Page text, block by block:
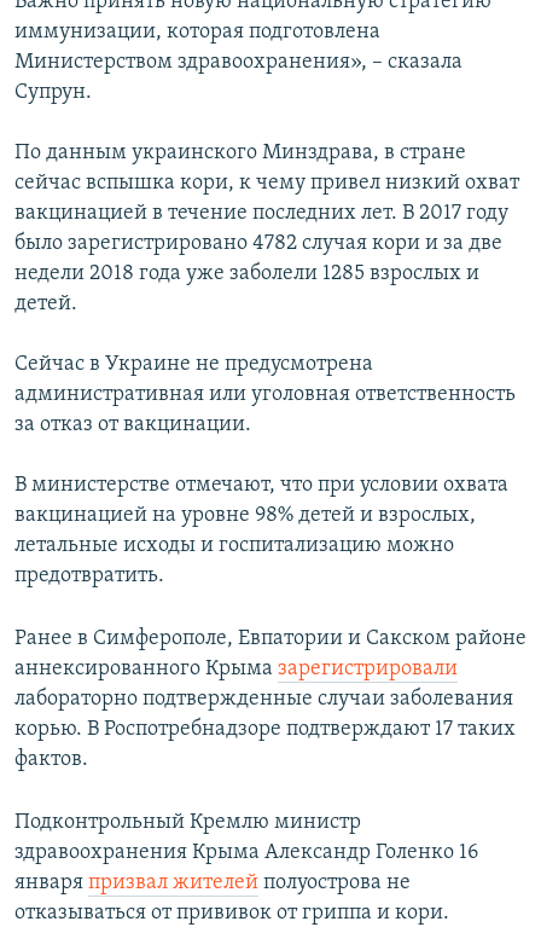
иммунизации, которая подготовлена
Министерством здравоохранения», – сказала
Супрун.
По данным украинского Минздрава, в стране
сейчас вспышка кори, к чему привел низкий охват
вакцинацией в течение последних лет. В 2017 году
было зарегистрировано 4782 случая кори и за две
недели 2018 года уже заболели 1285 взрослых и
детей.
Сейчас в Украине не предусмотрена
административная или уголовная ответственность
за отказ от вакцинации.
В министерстве отмечают, что при условии охвата
вакцинацией на уровне 98% детей и взрослых,
летальные исходы и госпитализацию можно
предотвратить.
Ранее в Симферополе, Евпатории и Сакском районе
аннексированного Крыма зарегистрировали
лабораторно подтвержденные случаи заболевания
корью. В Роспотребнадзоре подтверждают 17 таких
фактов.
Подконтрольный Кремлю министр
здравоохранения Крыма Александр Голенко 16
января призвал жителей полуострова не
отказываться от прививок от гриппа и кори.